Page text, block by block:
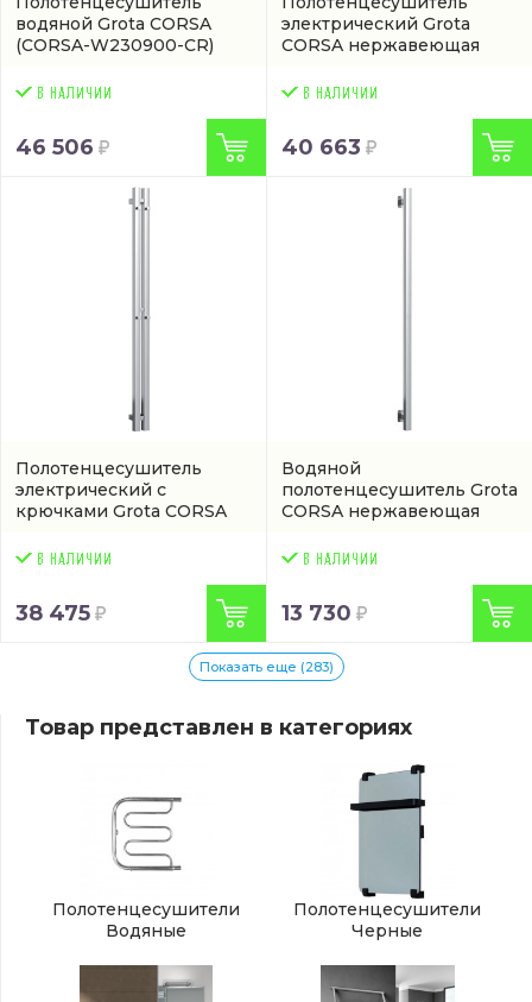
водяной Grota CORSA
(CORSA-W230900-CR)
46 506
электрический Grota
CORSA нержавеющая
CRM)
40 663
Полотенцесушитель
электрический с
крючками Grota CORSA
38 475
Водяной
полотенцесушитель Grota
CORSA нержавеющая
CRM)
13 730
Показать еще (283)
Товар представлен в категориях
Полотенцесушители
Водяные
Полотенцесушители
Черные